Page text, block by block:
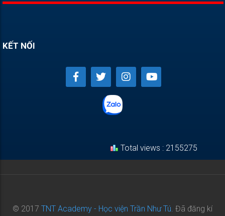
KẾT NỐI
Total views : 2155275
© 2017 TNT Academy - Học viện Trần Như Tú. Đã đăng kí